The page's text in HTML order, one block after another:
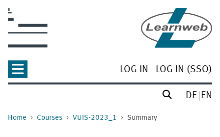
LOG IN LOG IN (SSO)
DE EN
Home Courses VUIS-2023_1 Summary